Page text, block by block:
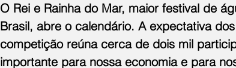
O Rei e Rainha do Mar, maior festival de
Brasil, abre o calendário. A expectativa
competição reúna cerca de dois mil
importante para nossa economia e para